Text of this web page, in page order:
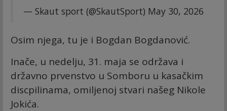
— Skaut sport (@SkautSport) May 30, 2026
Osim njega, tu je i Bogdan Bogdanović.
Inače, u nedelju, 31. maja se održava i
državno prvenstvo u Somboru u kasačkim
discpilinama, omiljenoj stvari našeg Nikole
Jokića.